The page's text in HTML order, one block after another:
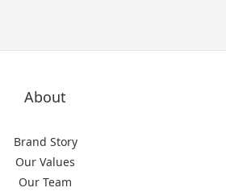
About
Brand Story
Our Values
Our Team